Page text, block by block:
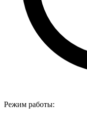
Режим работы: